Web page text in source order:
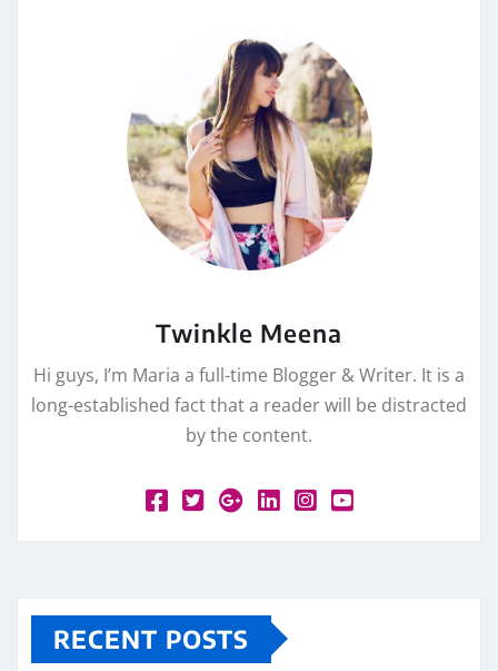
Twinkle Meena
Hi guys, I’m Maria a full-time Blogger & Writer. It is a
long-established fact that a reader will be distracted
by the content.
RECENT POSTS